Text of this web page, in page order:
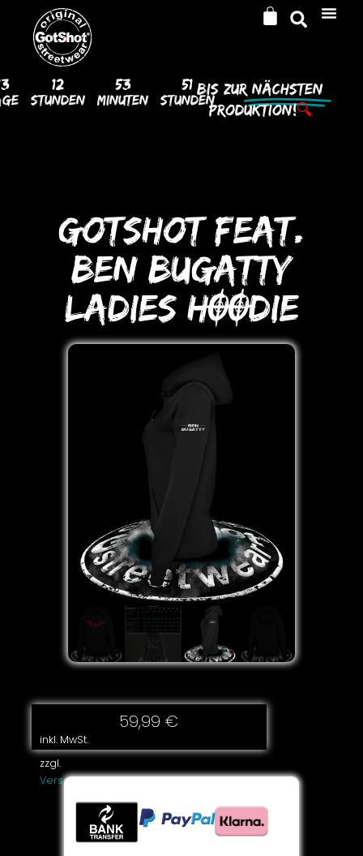
12
Stunden
53
Minuten
51
Stunden
Bis ZurNächsten
Produktion!🔍
GotShot feat.
BEN BUGATTY
LADIES HOODIE
59,99€
inkl. MwSt.
zzgl.
Versandkosten